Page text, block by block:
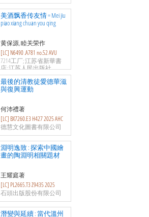
美酒飘香传友情 = Mei jiu
piao xiang chuan you qing
黄保源, 睦关荣作
[LC] N6490 .A781 no.52 AVU
7214工厂; 江苏省新華書
店; 江苏人民出版社
最後的清教徒愛德華滋
與復興運動
何沛禮著
[LC] BX7260.E3 H427 2025 AHC
德慧文化圖書有限公司
淵明逸致 : 探索中國繪
畫的陶淵明相關題材
王耀庭著
[LC] PL2665.T3 Z9435 2025
石頭出版股份有限公司
潛變與延續 : 當代溫州